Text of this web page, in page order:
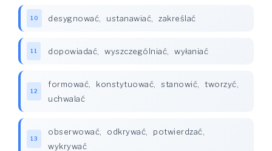
10 desygnować ustanawiać zakreślać
11 dopowiadać wyszczególniać wyłaniać
12
formować konstytuować stanowić tworzyć
uchwalać
13
obserwować odkrywać potwierdzać
wykrywać